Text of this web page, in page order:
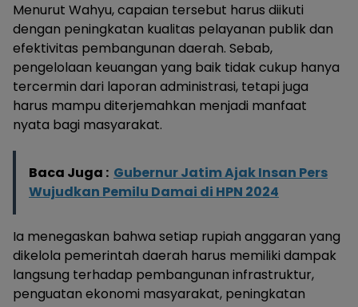
Menurut Wahyu, capaian tersebut harus diikuti
dengan peningkatan kualitas pelayanan publik dan
efektivitas pembangunan daerah. Sebab,
pengelolaan keuangan yang baik tidak cukup hanya
tercermin dari laporan administrasi, tetapi juga
harus mampu diterjemahkan menjadi manfaat
nyata bagi masyarakat.
Baca Juga : Gubernur Jatim Ajak Insan Pers
Wujudkan Pemilu Damai di HPN 2024
Ia menegaskan bahwa setiap rupiah anggaran yang
dikelola pemerintah daerah harus memiliki dampak
langsung terhadap pembangunan infrastruktur,
penguatan ekonomi masyarakat, peningkatan